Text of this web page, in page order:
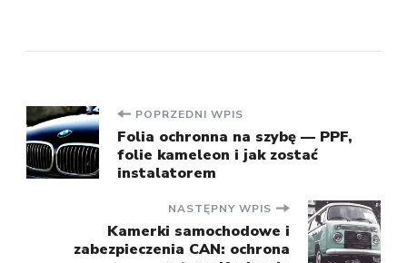
Nawigacja
wpisu
POPRZEDNI WPIS
Folia ochronna na szybę — PPF,
folie kameleon i jak zostać
instalatorem
NASTĘPNY WPIS
Kamerki samochodowe i
zabezpieczenia CAN: ochrona